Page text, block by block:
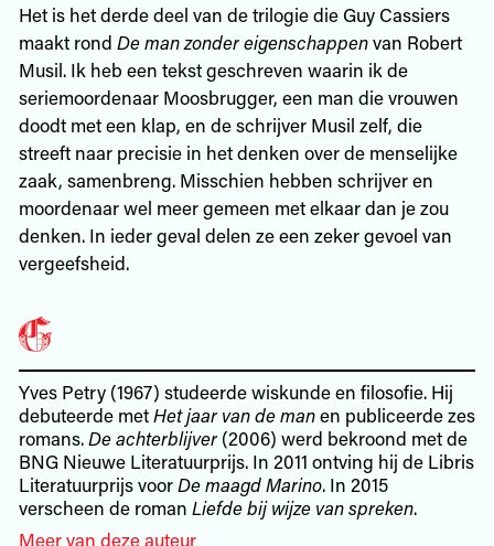
Het is het derde deel van de trilogie die Guy Cassiers
maakt rond De man zonder eigenschappenvan Robert
Musil. Ik heb een tekst geschreven waarin ik de
seriemoordenaar Moosbrugger, een man die vrouwen
doodt met een klap, en de schrijver Musil zelf, die
streeft naar precisie in het denken over de menselijke
zaak, samenbreng. Misschien hebben schrijver en
moordenaar wel meer gemeen met elkaar dan je zou
denken. In ieder geval delen ze een zeker gevoel van
vergeefsheid.
Yves Petry (1967) studeerde wiskunde en filosofie. Hij
debuteerde metHet jaar van de manen publiceerde zes
romans.De achterblijver(2006) werd bekroond met de
BNG Nieuwe Literatuurprijs. In 2011 ontving hij de Libris
Literatuurprijs voorDe maagd Marino. In 2015
verscheen de roman Liefde bij wijze van spreken.
Meer van deze auteur